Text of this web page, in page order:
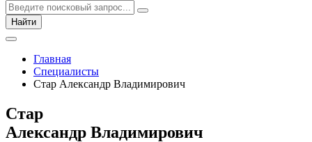
Найти
Главная
Специалисты
Стар Александр Владимирович
Стар
Александр Владимирович